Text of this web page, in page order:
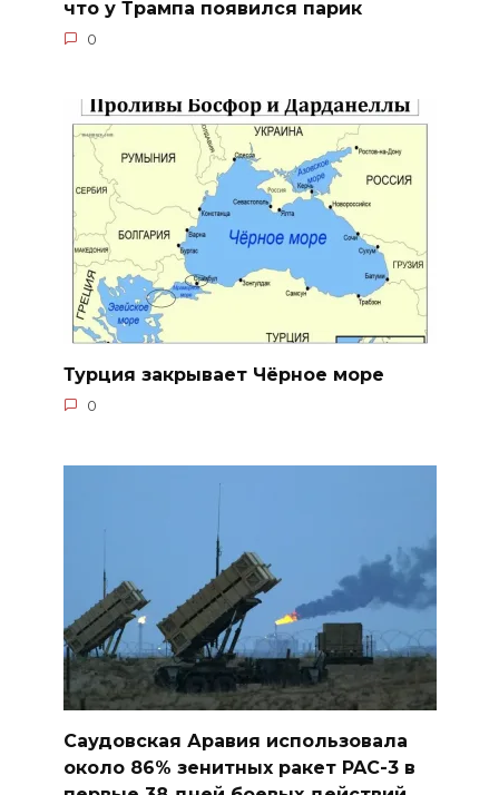
что у Трампа появился парик
0
Турция закрывает Чёрное море
0
Саудовская Аравия использовала
около 86% зенитных ракет PAC-3 в